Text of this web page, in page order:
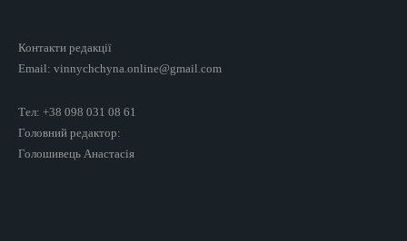
Контакти редакції
Email: vinnychchyna.online@gmail.com
Тел: +38 098 031 08 61
Головний редактор:
Голошивець Анастасія